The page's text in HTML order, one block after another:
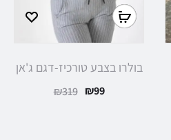
בולרו בצבע טורכיז-דגם ג'אן
₪319 ₪99